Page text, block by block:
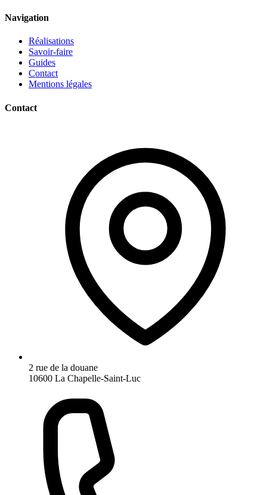
Navigation
Réalisations
Savoir-faire
Guides
Contact
Mentions légales
Contact
2 rue de la douane
10600 La Chapelle-Saint-Luc